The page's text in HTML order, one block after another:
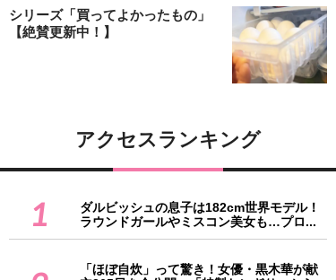
シリーズ「買ってよかったもの」
【絶賛更新中！】
アクセスランキング
1
ダルビッシュの息子は182cm世界モデル！
ラウンドガールやミスコン美女も…プロ...
「ほぼ自炊」って驚き！女優・黒木華が献